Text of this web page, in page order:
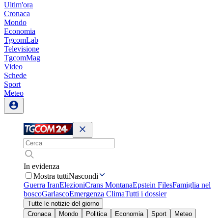
Ultim'ora
Cronaca
Mondo
Economia
TgcomLab
Televisione
TgcomMag
Video
Schede
Sport
Meteo
In evidenza
Mostra tuttiNascondi
Guerra IranElezioniCrans MontanaEpstein FilesFamiglia nel
boscoGarlascoEmergenza ClimaTutti i dossier
Tutte le notizie del giorno
Cronaca
Mondo Politica Economia Sport
Meteo